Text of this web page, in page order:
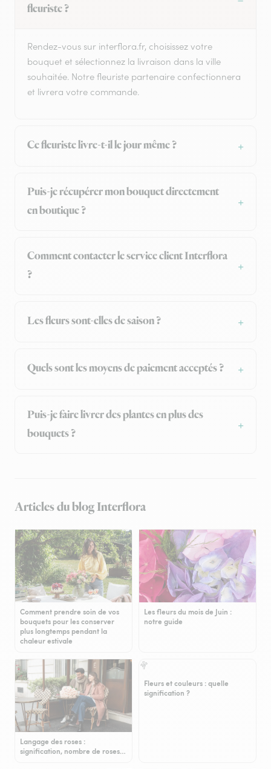
fleuriste ?
Rendez-vous sur interflora.fr, choisissez votre
bouquet et sélectionnez la livraison dans la ville
souhaitée. Notre fleuriste partenaire confectionnera
et livrera votre commande.
Ce fleuriste livre-t-il le jour même ?
Puis-je récupérer mon bouquet directement
en boutique ?
Comment contacter le service client Interflora
?
Les fleurs sont-elles de saison ?
Quels sont les moyens de paiement acceptés ?
Puis-je faire livrer des plantes en plus des
bouquets ?
Articles du blog Interflora
Comment prendre soin de vos
bouquets pour les conserver
plus longtemps pendant la
chaleur estivale
Les fleurs du mois de Juin :
notre guide
Langage des roses :
signification, nombre de roses…
Fleurs et couleurs : quelle
signification ?